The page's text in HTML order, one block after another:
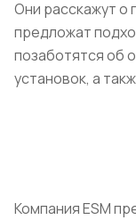
Они расскажут о
предложат
позаботятся об
установок, а
Компания ESM